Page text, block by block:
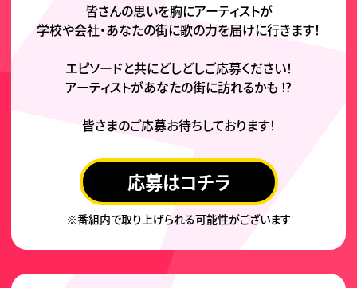
皆さんの思いを胸にアーティストが
学校や会社・あなたの街に歌の力を届けに行きます！
エピソードと共にどしどしご応募ください！
アーティストがあなたの街に訪れるかも !?
皆さまのご応募お待ちしております！
応募はコチラ
※番組内で取り上げられる可能性がございます